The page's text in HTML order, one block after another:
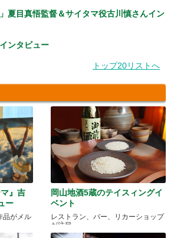
」夏目真悟監督＆サイタマ役古川慎さんイン
ンタビュー
トップ20リストへ
』吉
ー
品がメル
岡山地酒5蔵のテイスィングイ
ベント
レストラン、バー、リカーショップ
が注目